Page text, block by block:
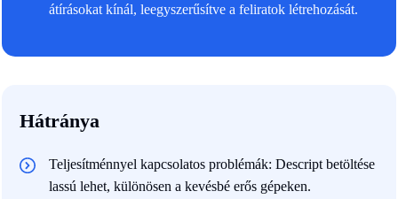
átírásokat kínál, leegyszerűsítve a feliratok létrehozását.
Hátránya
Teljesítménnyel kapcsolatos problémák: Descript betöltése
lassú lehet, különösen a kevésbé erős gépeken.